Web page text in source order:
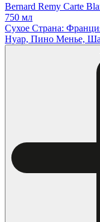
Bernard Remy Carte
750 мл
Сухое Страна:
Нуар, Пино Менье,